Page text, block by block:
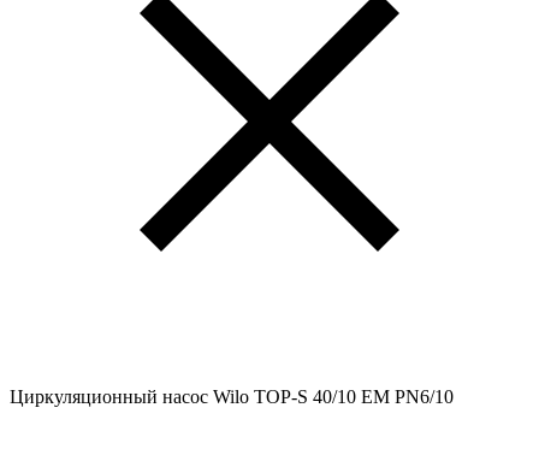
Циркуляционный насос Wilo TOP-S 40/10 EM PN6/10